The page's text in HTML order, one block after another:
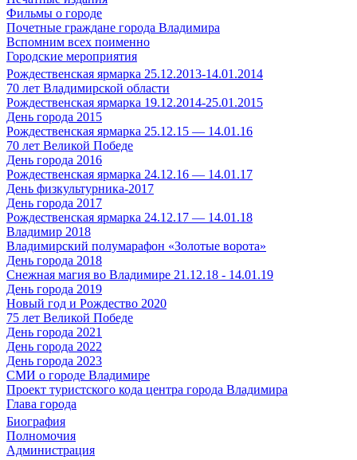
Фильмы о городе
Почетные граждане города Владимира
Вспомним всех поименно
Городские мероприятия
Рождественская ярмарка 25.12.2013-14.01.2014
70 лет Владимирской области
Рождественская ярмарка 19.12.2014-25.01.2015
День города 2015
Рождественская ярмарка 25.12.15 — 14.01.16
70 лет Великой Победе
День города 2016
Рождественская ярмарка 24.12.16 — 14.01.17
День физкультурника-2017
День города 2017
Рождественская ярмарка 24.12.17 — 14.01.18
Владимир 2018
Владимирский полумарафон «Золотые ворота»
День города 2018
Снежная магия во Владимире 21.12.18 - 14.01.19
День города 2019
Новый год и Рождество 2020
75 лет Великой Победе
День города 2021
День города 2022
День города 2023
СМИ о городе Владимире
Проект туристского кода центра города Владимира
Глава города
Биография
Полномочия
Администрация